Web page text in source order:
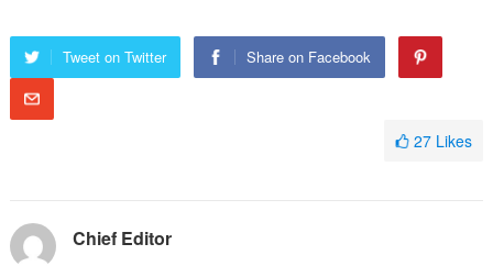
Tweet on Twitter Share on Facebook
27 Likes
Chief Editor